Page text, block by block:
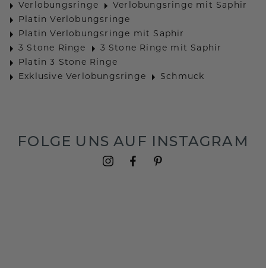
Verlobungsringe
Verlobungsringe mit Saphir
Platin Verlobungsringe
Platin Verlobungsringe mit Saphir
3 Stone Ringe
3 Stone Ringe mit Saphir
Platin 3 Stone Ringe
Exklusive Verlobungsringe
Schmuck
FOLGE UNS AUF INSTAGRAM